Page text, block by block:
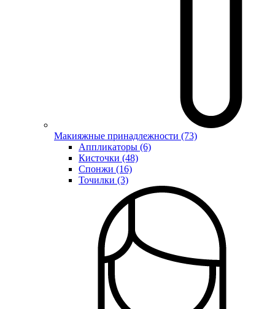
Макияжные принадлежности (73)
Аппликаторы (6)
Кисточки (48)
Спонжи (16)
Точилки (3)